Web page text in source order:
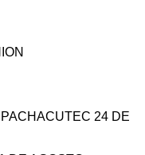
24 DE